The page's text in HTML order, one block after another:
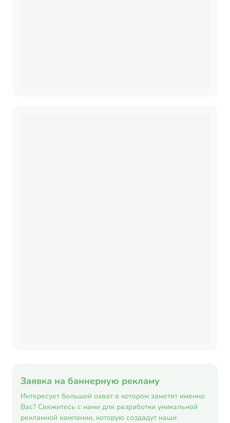
Заявка на баннерную рекламу
Интересует большой охват в котором заметят именно
Вас? Свяжитесь с нами для разработки уникальной
рекламной кампании, которую создадут наши